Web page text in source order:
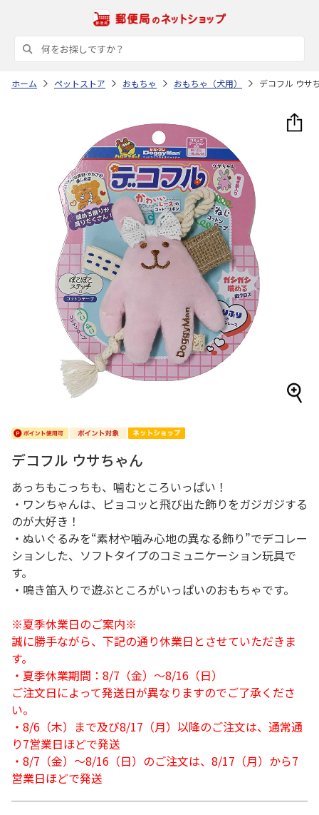
ホーム ペットストア おもちゃ おもちゃ（犬用） デコフル ウサ
デコフル ウサちゃん
あっちもこっちも、噛むところいっぱい！
・ワンちゃんは、ピョコッと飛び出た飾りをガジガジする
のが大好き！
・ぬいぐるみを“素材や噛み心地の異なる飾り”でデコレー
ションした、ソフトタイプのコミュニケーション玩具で
す。
・鳴き笛入りで遊ぶところがいっぱいのおもちゃです。
※夏季休業日のご案内※
誠に勝手ながら、下記の通り休業日とさせていただきま
す。
・夏季休業期間：8/7（金）～8/16（日）
ご注文日によって発送日が異なりますのでご了承くださ
い。
・8/6（木）まで及び8/17（月）以降のご注文は、通常通
り7営業日ほどで発送
・8/7（金）～8/16（日）のご注文は、8/17（月）から7
営業日ほどで発送